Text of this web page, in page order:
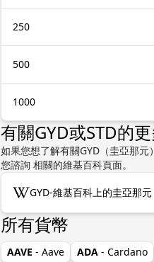
250
500
1000
有關GYD或STD的
如果您想了解有關GYD（圭亞那
您諮詢 相關的維基百科頁面。
GYD-維基百科上的圭亞那元
所有貨幣
AAVE - Aave ADA - Cardano